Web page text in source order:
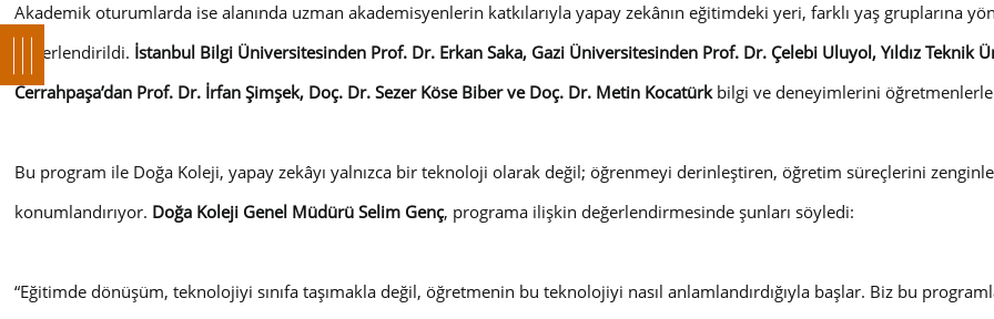
Akademik oturumlarda ise alanında uzman akademisyenlerin katkılarıyla yapay zekânın eğitimdeki yeri, farklı yaş gruplarına
değerlendirildi. İstanbul Bilgi Üniversitesinden Prof. Dr. Erkan Saka, Gazi Üniversitesinden Prof. Dr. Çelebi Uluyol, Yıldız
Cerrahpaşa’dan Prof. Dr. İrfan Şimşek, Doç. Dr. Sezer Köse Biber ve Doç. Dr. Metin Kocatürkbilgi ve deneyimlerini öğretmenlerle
Bu program ile Doğa Koleji, yapay zekâyı yalnızca bir teknoloji olarak değil; öğrenmeyi derinleştiren, öğretim süreçlerini
konumlandırıyor. Doğa Koleji Genel Müdürü Selim Genç, programa ilişkin değerlendirmesinde şunları söyledi:
“Eğitimde dönüşüm, teknolojiyi sınıfa taşımakla değil, öğretmenin bu teknolojiyi nasıl anlamlandırdığıyla başlar. Biz bu